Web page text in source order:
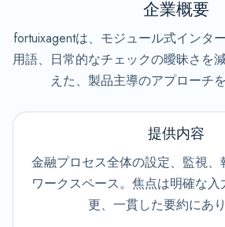
企業概要
fortuixagentは、モジュール式インタ
用語、日常的なチェックの曖昧さを
えた、製品主導のアプローチ
提供内容
金融プロセス全体の設定、監視
ワークスペース。焦点は明確な
更、一貫した要約にあり